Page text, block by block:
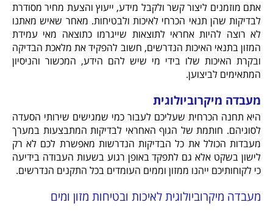
אתם מוזמנים ליצור קשר ולקבל מידע, ייעוץ והצעת מחיר מסודרת
לבדיקות שהן תנאי הכרחי לאיכות ולבטיחות. מאחר שאיש מאתנו
לא רוצה להיות אחראי לתוצאות שייגרמו כתוצאה מאי עמידת
המזון בתנאי האיכות הנדרשים, חשוב להפקיד את מלאכת הבדיקה
ובקרת האיכות שלו בידי מי שיש להם הידע, המכשור והניסיון
המתאימים לביצוען.
מעבדה מיקרוביולוגית
היא תחנה הכרחית שעליכם לעבור כמי שמגישים שירותי הסעדה
לסוגיהם. חותמת של הגוף האחראי לבדיקות המתבצעות במערך
מעבדות הכולל את כל הבדיקות הנדרשות מאפשרת לכם לא רק
לישון בשקט אלא גם לתפקד באופן רגוע בשעות העבודה בידיעה
כי לקוחותיכם ייהנו ממזון וממים העומדים בכל התקנים הנדרשים.
מעבדה מיקרוביולוגית לאיכות ובטיחות מזון ומים